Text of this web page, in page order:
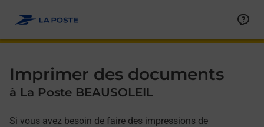
Imprimer des documents
à La Poste BEAUSOLEIL
Si vous avez besoin de faire des impressions de